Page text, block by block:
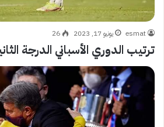
esmat يونيو 17, 2023 26
ترتيب الدوري الأسباني الدرجة